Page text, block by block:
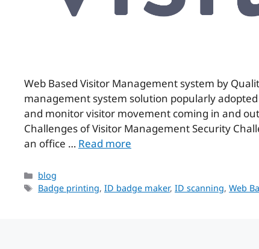
Web Based Visitor Management system by
management system solution popularly
and monitor visitor movement coming in and
Challenges of Visitor Management Security
an office …Read more
Categories
blog
Tags
Badge printing,ID badge maker,ID scanning,Web